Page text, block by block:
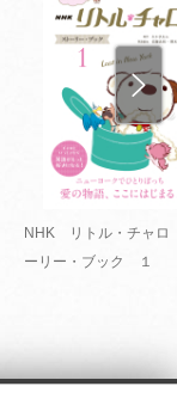
NHK リトル・チャ
ーリー・ブック １